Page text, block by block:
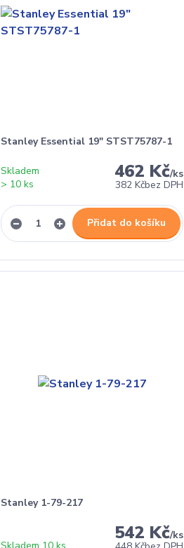
Stanley Essential 19" STST75787-1
462 Kč/ks
382 Kčbez DPH
Skladem
> 10 ks
Přidat do košíku
Stanley 1-79-217
542 Kč/ks